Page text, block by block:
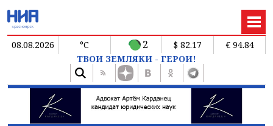
08.08.2026 °C 2 $ 82.17
€ 94.84
ТВОИ ЗЕМЛЯКИ - ГЕРОИ!